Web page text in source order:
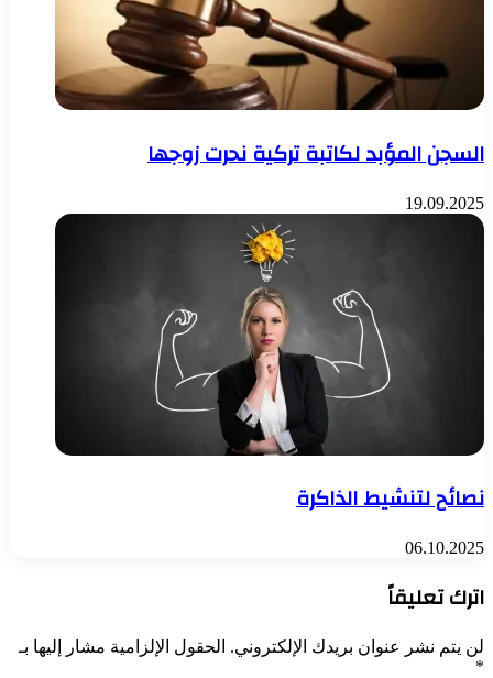
السجن المؤبد لكاتبة تركية نحرت زوجها
19.09.2025
نصائح لتنشيط الذاكرة
06.10.2025
اترك تعليقاً
لن يتم نشر عنوان بريدك الإلكتروني. الحقول الإلزامية مشار إليها بـ
*